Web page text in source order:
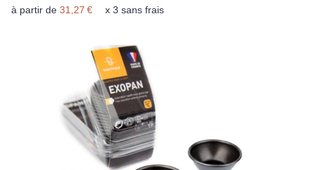
à partir de 31,27 € x 3 sans frais